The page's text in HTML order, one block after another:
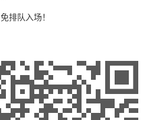
免排队入场！